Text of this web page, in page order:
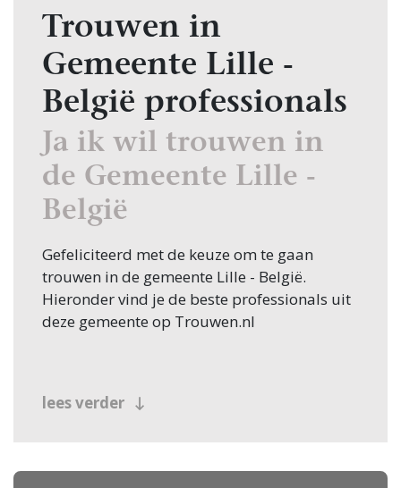
Trouwen in
Gemeente Lille -
België professionals
Ja ik wil trouwen in
de Gemeente Lille -
België
Gefeliciteerd met de keuze om te gaan
trouwen in de gemeente Lille - België.
Hieronder vind je de beste professionals uit
deze gemeente op Trouwen.nl
lees verder